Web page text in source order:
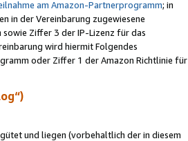
am Amazon-Partnerprogramm; in
in der Vereinbarung zugewiesene
Ziffer 3 der IP-Lizenz für das
wird hiermit Folgendes
oder Ziffer 1 der Amazon Richtlinie für
und liegen (vorbehaltlich der in diesem